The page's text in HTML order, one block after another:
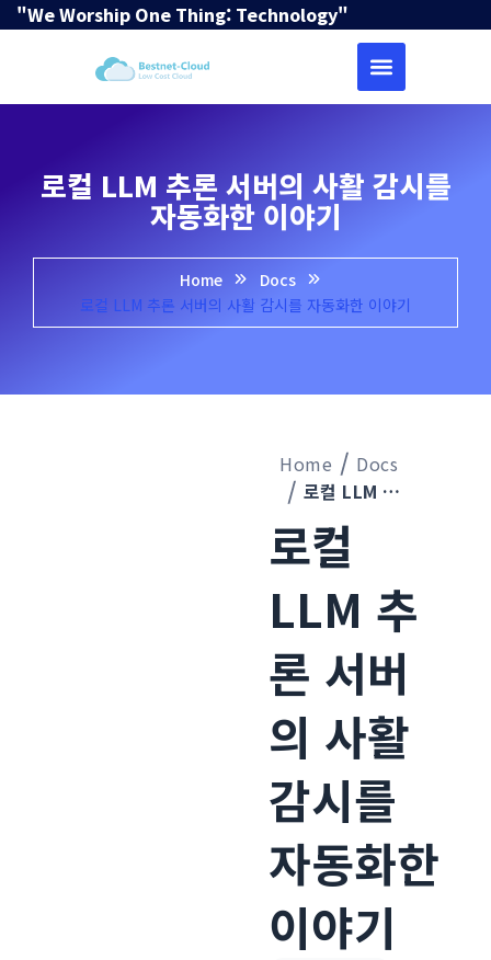
"We Worship One Thing: Technology"
로컬 LLM 추론 서버의 사활 감시를
자동화한 이야기
Home
Docs
로컬 LLM 추론 서버의 사활 감시를 자동화한 이야기
Home
Docs
로컬 LLM 추론 서버의 사활 감시를 자동화한 이야기
로컬
LLM 추
론 서버
의 사활
감시를
자동화한
이야기